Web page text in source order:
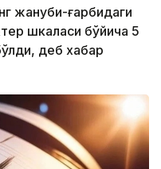
жануби-ғарбидаги
шкаласи бўйича 5
деб хабар